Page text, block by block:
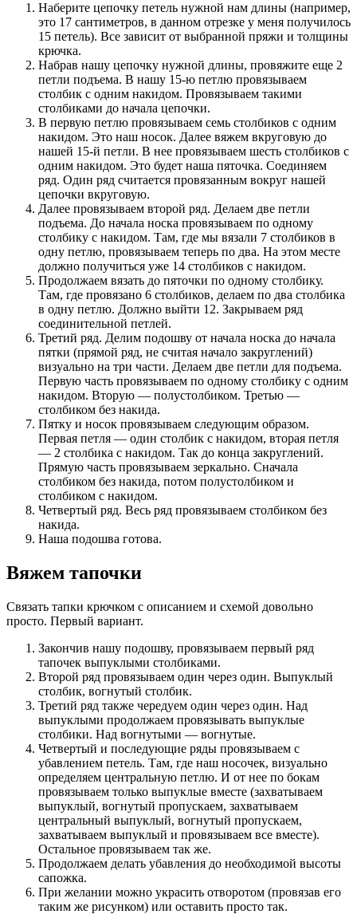
Наберите цепочку петель нужной нам длины (например,
это 17 сантиметров, в данном отрезке у меня получилось
15 петель). Все зависит от выбранной пряжи и толщины
крючка.
Набрав нашу цепочку нужной длины, провяжите еще 2
петли подъема. В нашу 15-ю петлю провязываем
столбик с одним накидом. Провязываем такими
столбиками до начала цепочки.
В первую петлю провязываем семь столбиков с одним
накидом. Это наш носок. Далее вяжем вкруговую до
нашей 15-й петли. В нее провязываем шесть столбиков с
одним накидом. Это будет наша пяточка. Соединяем
ряд. Один ряд считается провязанным вокруг нашей
цепочки вкруговую.
Далее провязываем второй ряд. Делаем две петли
подъема. До начала носка провязываем по одному
столбику с накидом. Там, где мы вязали 7 столбиков в
одну петлю, провязываем теперь по два. На этом месте
должно получиться уже 14 столбиков с накидом.
Продолжаем вязать до пяточки по одному столбику.
Там, где провязано 6 столбиков, делаем по два столбика
в одну петлю. Должно выйти 12. Закрываем ряд
соединительной петлей.
Третий ряд. Делим подошву от начала носка до начала
пятки (прямой ряд, не считая начало закруглений)
визуально на три части. Делаем две петли для подъема.
Первую часть провязываем по одному столбику с одним
накидом. Вторую — полустолбиком. Третью —
столбиком без накида.
Пятку и носок провязываем следующим образом.
Первая петля — один столбик с накидом, вторая петля
— 2 столбика с накидом. Так до конца закруглений.
Прямую часть провязываем зеркально. Сначала
столбиком без накида, потом полустолбиком и
столбиком с накидом.
Четвертый ряд. Весь ряд провязываем столбиком без
накида.
Наша подошва готова.
Вяжем тапочки
Связать тапки крючком с описанием и схемой довольно
просто. Первый вариант.
Закончив нашу подошву, провязываем первый ряд
тапочек выпуклыми столбиками.
Второй ряд провязываем один через один. Выпуклый
столбик, вогнутый столбик.
Третий ряд также чередуем один через один. Над
выпуклыми продолжаем провязывать выпуклые
столбики. Над вогнутыми — вогнутые.
Четвертый и последующие ряды провязываем с
убавлением петель. Там, где наш носочек, визуально
определяем центральную петлю. И от нее по бокам
провязываем только выпуклые вместе (захватываем
выпуклый, вогнутый пропускаем, захватываем
центральный выпуклый, вогнутый пропускаем,
захватываем выпуклый и провязываем все вместе).
Остальное провязываем так же.
Продолжаем делать убавления до необходимой высоты
сапожка.
При желании можно украсить отворотом (провязав его
таким же рисунком) или оставить просто так.